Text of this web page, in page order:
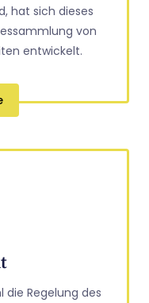
hat sich dieses
von
entwickelt.
die Regelung des